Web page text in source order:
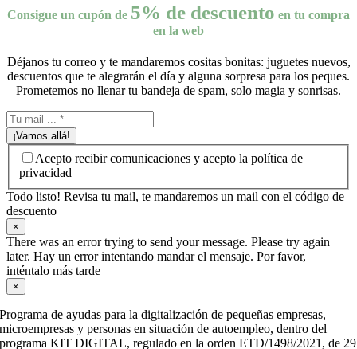
Consigue un cupón de 5% de descuento en tu compra
en la web
Déjanos tu correo y te mandaremos cositas bonitas: juguetes nuevos,
descuentos que te alegrarán el día y alguna sorpresa para los peques.
Prometemos no llenar tu bandeja de spam, solo magia y sonrisas.
¡Vamos allá!
Acepto recibir comunicaciones y acepto la política de
privacidad
Todo listo! Revisa tu mail, te mandaremos un mail con el código de
descuento
×
There was an error trying to send your message. Please try again
later. Hay un error intentando mandar el mensaje. Por favor,
inténtalo más tarde
×
Programa de ayudas para la digitalización de pequeñas empresas,
microempresas y personas en situación de autoempleo, dentro del
programa KIT DIGITAL, regulado en la orden ETD/1498/2021, de 29